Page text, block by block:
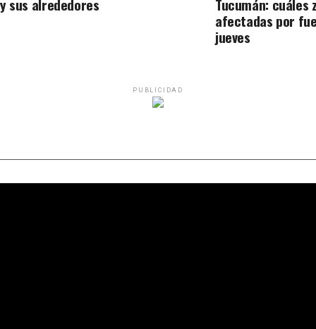
y sus alrededores Tucumán: cuáles
afectadas por
jueves
PUBLICIDAD